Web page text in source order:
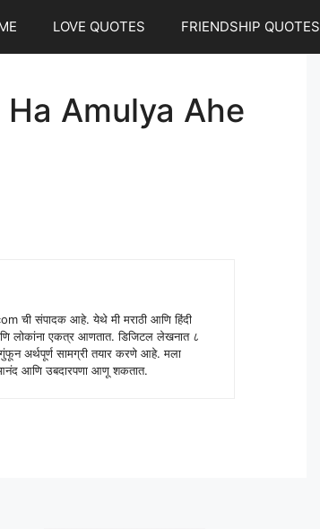
LOVE QUOTES FRIENDSHIP QUOTES
Amulya Ahe
ची संपादक आहे. येथे मी मराठी आणि हिंदी
लोकांना एकत्र आणतात. डिजिटल लेखनात ८
गुंफून अर्थपूर्ण सामग्री तयार करणे आहे. मला
आनंद आणि उबदारपणा आणू शकतात.